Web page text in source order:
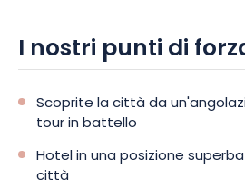
I nostri punti di
Scoprite la città da
tour in battello
Hotel in una posizione
città